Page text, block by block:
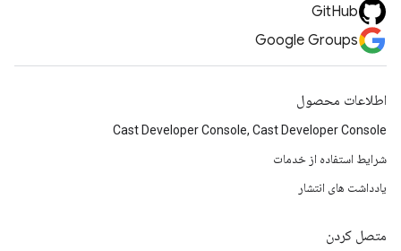
GitHub
Google Groups
اطلاعات محصول
Cast Developer Console, Cast Developer Console
شرایط استفاده از خدمات
یادداشت های انتشار
متصل کردن